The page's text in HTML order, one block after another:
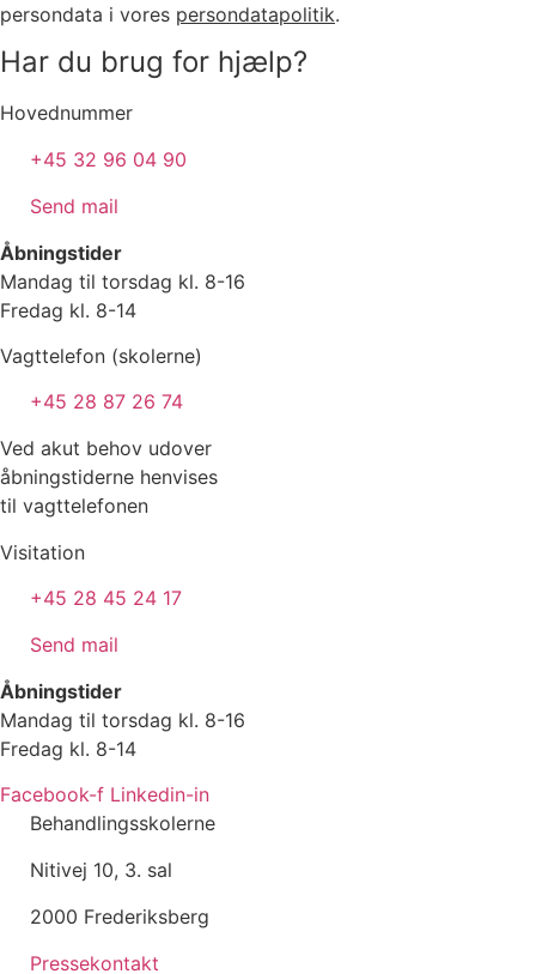
persondata i vores persondatapolitik.
Har du brug for hjælp?
Hovednummer
+45 32 96 04 90
Send mail
Åbningstider
Mandag til torsdag kl. 8-16
Fredag kl. 8-14
Vagttelefon (skolerne)
+45 28 87 26 74
Ved akut behov udover
åbningstiderne henvises
til vagttelefonen
Visitation
+45 28 45 24 17
Send mail
Åbningstider
Mandag til torsdag kl. 8-16
Fredag kl. 8-14
Facebook-f Linkedin-in
Behandlingsskolerne
Nitivej 10, 3. sal
2000 Frederiksberg
Pressekontakt